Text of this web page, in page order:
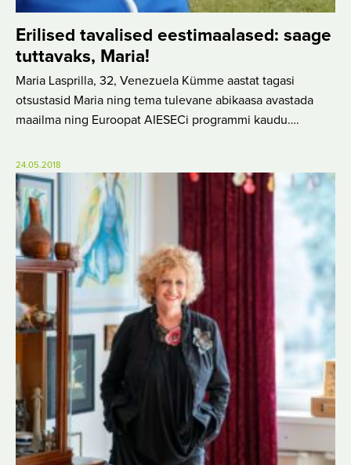
Erilised tavalised eestimaalased: saage
tuttavaks, Maria!
Maria Lasprilla, 32, Venezuela Kümme aastat tagasi
otsustasid Maria ning tema tulevane abikaasa avastada
maailma ning Euroopat AIESECi programmi kaudu….
24.05.2018